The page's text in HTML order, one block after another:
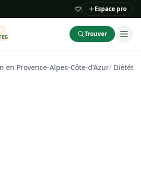
Espace pro
Trouver
en Provence-Alpes-Côte-d'Azur/